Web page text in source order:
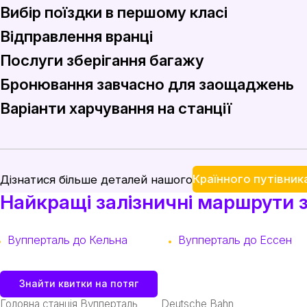
Вибір поїздки в першому класі
Для більш комфортної подорожі подумайте про
Відправлення вранці
Почніть свою пригоду рано, забронювавши ранкові
Послуги зберігання багажу
На Вуппертальському головному вокзалі ви знайдете
Бронювання завчасно для заощаджень
Закупівля квитків на поїзд завчасно через такі
Варіанти харчування на станції
Дізнатися більше деталей нашогоКраїнного
Найкращі залізничні маршрути
Вупперталь до Кельна Вупперталь до Ессен
Знайти квитки на потяг
Головна станція Вупперталь Deutsche Bahn